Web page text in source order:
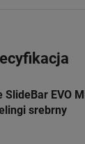
EVO
srebrny